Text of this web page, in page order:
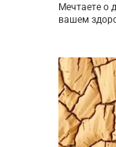
Мечтаете о
вашем